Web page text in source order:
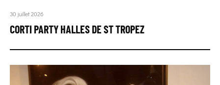
30 juillet 2026
CORTI PARTY HALLES DE ST TROPEZ